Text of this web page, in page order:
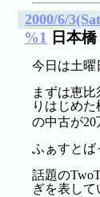
2000/6/
%1 日本
今日は土曜
まずは恵
りはじめ
の中古が
ふぁすとば
話題の
ぎを表して